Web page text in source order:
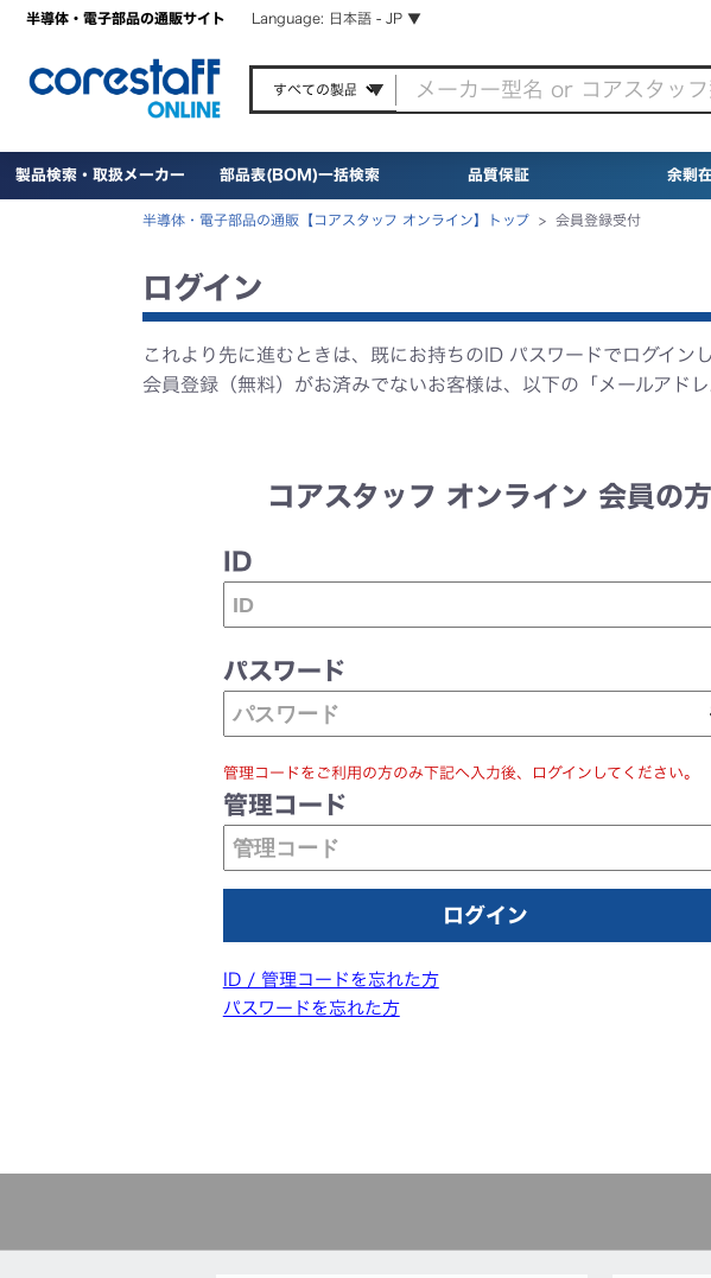
半導体・電子部品の通販サイト Language: 日本語 - JP ▼
製品検索・取扱メーカー 部品表(BOM)一括検索 品質保証 余剰
半導体・電子部品の通販【コアスタッフ オンライン】トップ > 会員登録受付
ログイン
これより先に進むときは、既にお持ちのID パスワードでログイン
会員登録（無料）がお済みでないお客様は、以下の「メールアド
コアスタッフ オンライン 会員の方
ID
パスワード
管理コードをご利用の方のみ下記へ入力後、ログインしてください。
管理コード
ID / 管理コードを忘れた方
パスワードを忘れた方